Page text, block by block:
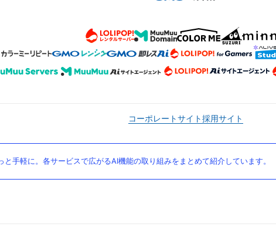
コーポレートサイト採用サイト
手軽に。各サービスで広がるAI機能の取り組みをまとめて紹介しています。